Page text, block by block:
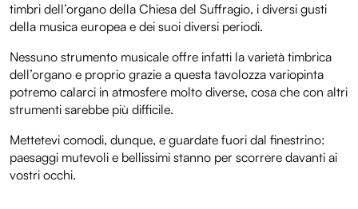
timbri dell’organo della Chiesa del Suffragio, i diversi gusti
della musica europea e dei suoi diversi periodi.
Nessuno strumento musicale offre infatti la varietà timbrica
dell’organo e proprio grazie a questa tavolozza variopinta
potremo calarci in atmosfere molto diverse, cosa che con altri
strumenti sarebbe più difficile.
Mettetevi comodi, dunque, e guardate fuori dal finestrino:
paesaggi mutevoli e bellissimi stanno per scorrere davanti ai
vostri occhi.